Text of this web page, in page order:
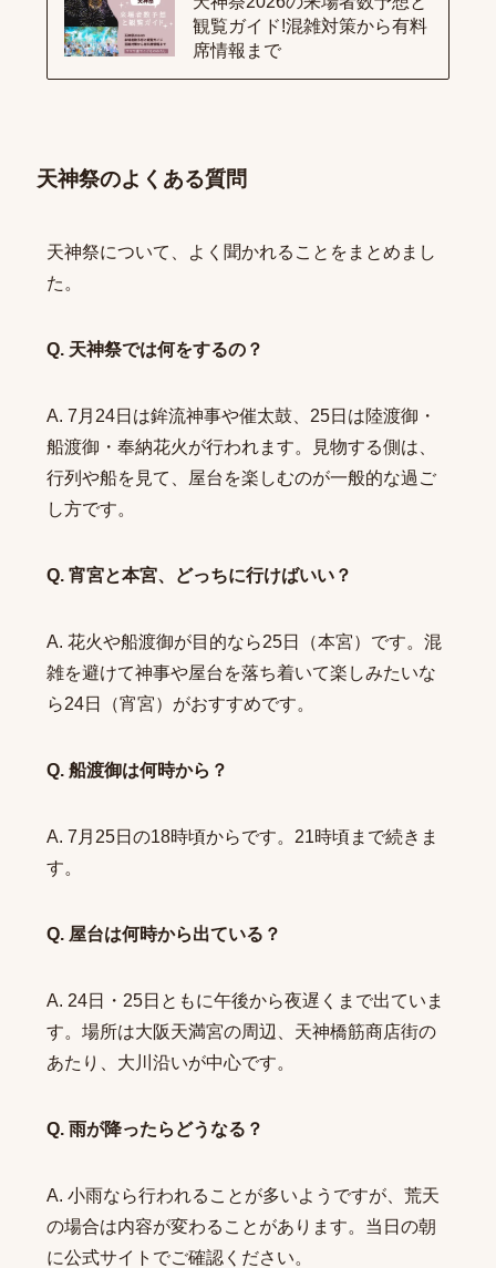
観覧ガイド!混雑対策から有料
席情報まで
天神祭のよくある質問
天神祭について、よく聞かれることをまとめまし
た。
Q. 天神祭では何をするの？
A. 7月24日は鉾流神事や催太鼓、25日は陸渡御・
船渡御・奉納花火が行われます。見物する側は、
行列や船を見て、屋台を楽しむのが一般的な過ご
し方です。
Q. 宵宮と本宮、どっちに行けばいい？
A. 花火や船渡御が目的なら25日（本宮）です。混
雑を避けて神事や屋台を落ち着いて楽しみたいな
ら24日（宵宮）がおすすめです。
Q. 船渡御は何時から？
A. 7月25日の18時頃からです。21時頃まで続きま
す。
Q. 屋台は何時から出ている？
A. 24日・25日ともに午後から夜遅くまで出ていま
す。場所は大阪天満宮の周辺、天神橋筋商店街の
あたり、大川沿いが中心です。
Q. 雨が降ったらどうなる？
A. 小雨なら行われることが多いようですが、荒天
の場合は内容が変わることがあります。当日の朝
に公式サイトでご確認ください。